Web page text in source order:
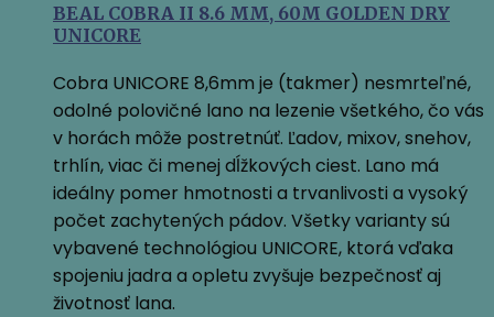
BEAL COBRA II 8.6 MM, 60M GOLDEN DRY
UNICORE
Cobra UNICORE 8,6mm je (takmer) nesmrteľné,
odolné polovičné lano na lezenie všetkého, čo vás
v horách môže postretnúť. Ľadov, mixov, snehov,
trhlín, viac či menej dĺžkových ciest. Lano má
ideálny pomer hmotnosti a trvanlivosti a vysoký
počet zachytených pádov. Všetky varianty sú
vybavené technológiou UNICORE, ktorá vďaka
spojeniu jadra a opletu zvyšuje bezpečnosť aj
životnosť lana.